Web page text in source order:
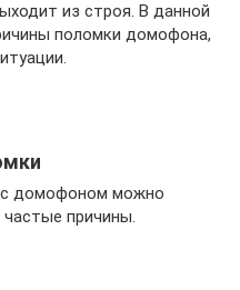
из строя. В данной
поломки домофона,
с домофоном можно
причины.